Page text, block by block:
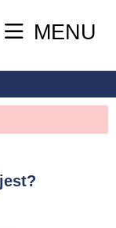
MENU